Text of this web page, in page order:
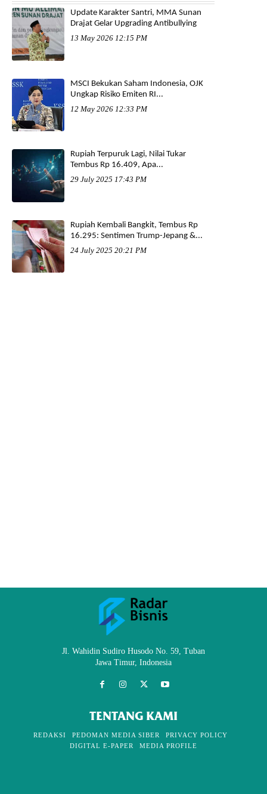
Update Karakter Santri, MMA Sunan
Drajat Gelar Upgrading Antibullying
13 May 2026 12:15 PM
MSCI Bekukan Saham Indonesia, OJK
Ungkap Risiko Emiten RI...
12 May 2026 12:33 PM
Rupiah Terpuruk Lagi, Nilai Tukar
Tembus Rp 16.409, Apa...
29 July 2025 17:43 PM
Rupiah Kembali Bangkit, Tembus Rp
16.295: Sentimen Trump-Jepang &...
24 July 2025 20:21 PM
Jl. Wahidin Sudiro Husodo No. 59, Tuban
Jawa Timur, Indonesia
TENTANG KAMI
REDAKSI PEDOMAN MEDIA SIBER
PRIVACY POLICY
DIGITAL E-PAPER
MEDIA PROFILE